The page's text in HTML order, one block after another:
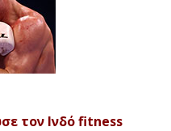
τον Ινδό fitness